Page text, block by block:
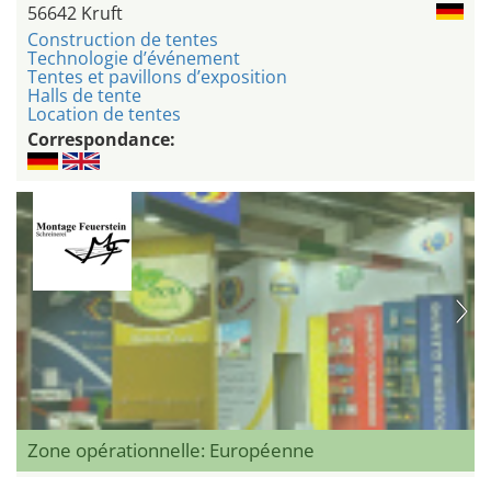
56642 Kruft
Construction de tentes
Technologie d’événement
Tentes et pavillons d’exposition
Halls de tente
Location de tentes
Correspondance:
Zone opérationnelle: Européenne